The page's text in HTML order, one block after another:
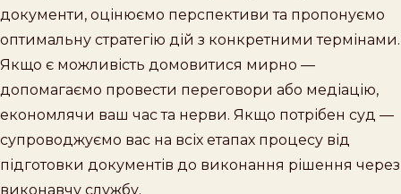
документи, оцінюємо перспективи та пропонуємо
оптимальну стратегію дій з конкретними термінами.
Якщо є можливість домовитися мирно —
допомагаємо провести переговори або медіацію,
економлячи ваш час та нерви. Якщо потрібен суд —
супроводжуємо вас на всіх етапах процесу від
підготовки документів до виконання рішення через
виконавчу службу.